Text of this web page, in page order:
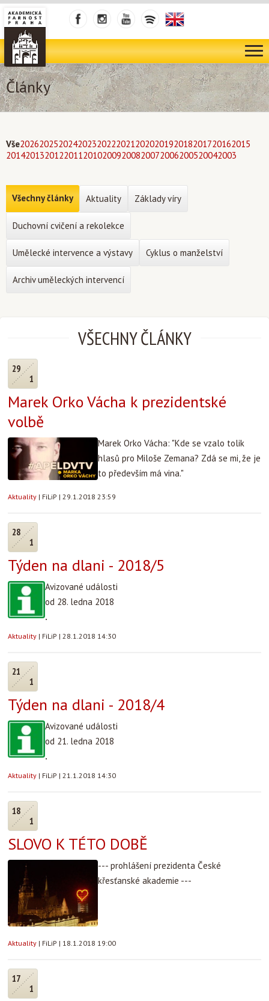
Články
Vše202620252024202320222021202020192018201720162015
201420132012201120102009200820072006200520042003
VŠECHNY ČLÁNKY
29
1
Marek Orko Vácha k prezidentské
volbě
Marek Orko Vácha: "Kde se vzalo tolik
hlasů pro Miloše Zemana? Zdá se mi, že je
to především má vina."
Aktuality | FiLiP | 29.1.2018 23:59
28
1
Týden na dlani - 2018/5
Avizované události
od 28. ledna 2018
.
Aktuality | FiLiP | 28.1.2018 14:30
21
1
Týden na dlani - 2018/4
Avizované události
od 21. ledna 2018
.
Aktuality | FiLiP | 21.1.2018 14:30
18
1
SLOVO K TÉTO DOBĚ
--- prohlášení prezidenta České
křesťanské akademie ---
Aktuality | FiLiP | 18.1.2018 19:00
17
1
Všechny články Aktuality Základy víry
Duchovní cvičení a rekolekce
Umělecké intervence a výstavy Cyklus o manželství
Archiv uměleckých intervencí